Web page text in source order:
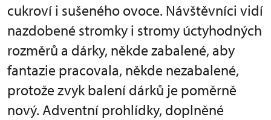
cukroví i sušeného ovoce. Návštěvníci vidí
nazdobené stromky i stromy úctyhodných
rozměrů a dárky, někde zabalené, aby
fantazie pracovala, někde nezabalené,
protože zvyk balení dárků je poměrně
nový. Adventní prohlídky, doplněné